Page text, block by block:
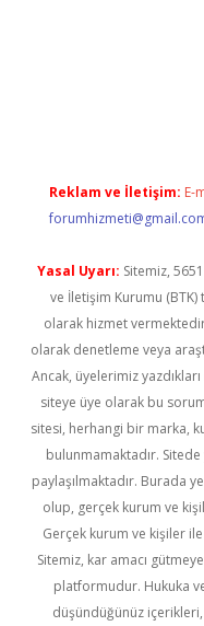
Reklam ve İletişim: E-
Yasal Uyarı: Sitemiz,
ve İletişim Kurumu (BTK)
olarak hizmet
olarak denetleme veya
Ancak, üyelerimiz
siteye üye olarak bu
sitesi, herhangi bir marka,
bulunmamaktadır. Sitede
paylaşılmaktadır. Burada
olup, gerçek kurum ve
Gerçek kurum ve kişiler
Sitemiz, kar amacı
platformudur. Hukuka
düşündüğünüz içerikleri,